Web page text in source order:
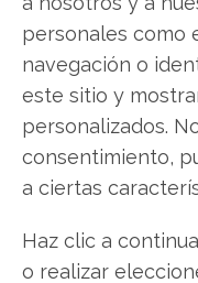
personales como
navegación o
este sitio y
personalizados.
consentimiento,
a ciertas
Haz clic a
o realizar
Laura
Analista
comercio
Colaboradora